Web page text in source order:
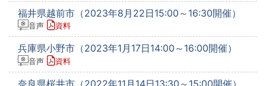
福井県越前市（2023年8月22日15:00～16:30開催）
音声 資料
兵庫県小野市（2023年1月17日14:00～16:00開催）
音声 資料
奈良県桜井市（2022年11月14日13:30～15:00開催）